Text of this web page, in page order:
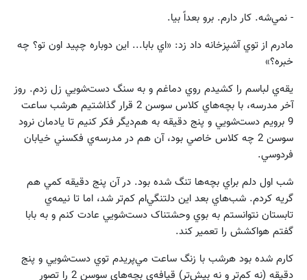
- نمي‌شه. کار دارم. برو بعداً بيا.
مادرم از توي آشپزخانه داد زد: «اي بابا... اين دوباره چپيد اون تو؟ چه
خبره؟»
يقه‌ي لباسم را کشيدم روي دماغم و به سنگ دست‌شويي زل زدم. روز
آخر مدرسه، با بچه‌هاي کلاس سوسن 2 قرار گذاشتيم هرشب ساعت
9 برويم دست‌شويي و پنج دقيقه به هم‌ديگر فکر کنيم تا يادمان نرود
سوسن 2 چه کلاس خاصي بود، آن هم در مدرسه‌ي فکسني خيابان
فردوسي.
شب اول دلم براي بچه‌ها تنگ شده بود. در آن پنج دقيقه کمي هم
گريه کردم. شب‌هاي بعد اين دلتنگي‌ام كم‌تر شد، اما تا نيمه‌ي
‌تابستان نتوانستم به بوي وحشتناک دست‌شويي عادت کنم و به بابا
گفتم هواکشش را تعمير کند.
کارم شده بود هرشب با زنگ ساعت مي‌پريدم توي دست‌شويي و پنج
دقيقه (نه کم‌تر و نه بيش‌تر) قيافه‌ي بچه‌هاي سوسن 2 را تصور